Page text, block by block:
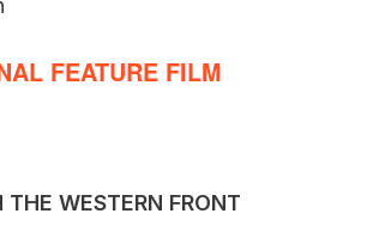
FEATURE FILM
WESTERN FRONT